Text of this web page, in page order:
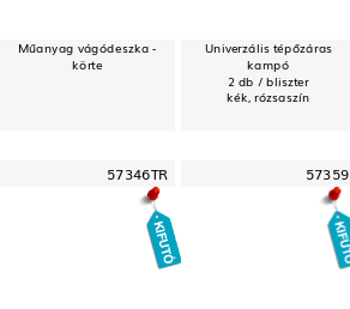
Műanyag vágódeszka -
körte
Univerzális tépőzáras
kampó
2 db / bliszter
kék, rózsaszín
57346TR 57359